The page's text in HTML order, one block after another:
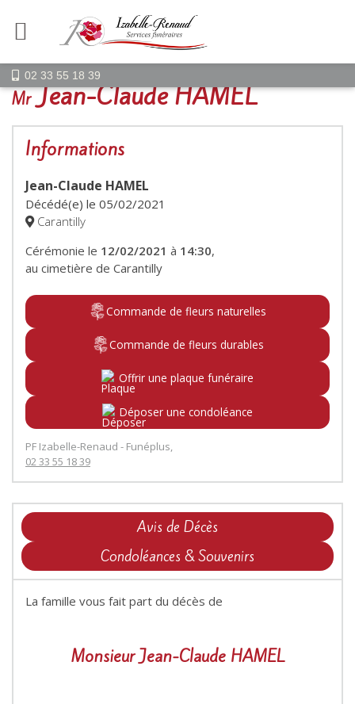
02 33 55 18 39
MrJean-Claude HAMEL
Informations
Jean-Claude HAMEL
Décédé(e) le 05/02/2021
Carantilly
Cérémonie le 12/02/2021 à 14:30,
au cimetière de Carantilly
Commande de fleurs naturelles
Commande de fleurs durables
Offrir une plaque funéraire
Déposer une condoléance
PF Izabelle-Renaud - Funéplus,
02 33 55 18 39
Avis de Décès
Condoléances & Souvenirs
La famille vous fait part du décès de
Monsieur Jean-Claude HAMEL